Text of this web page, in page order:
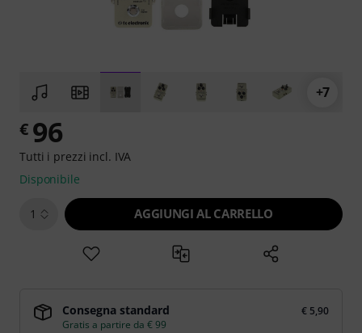
+7
€ 96
Tutti i prezzi incl. IVA
Disponibile
1 AGGIUNGI AL CARRELLO
Consegna standard
€ 5,90
Gratis a partire da € 99